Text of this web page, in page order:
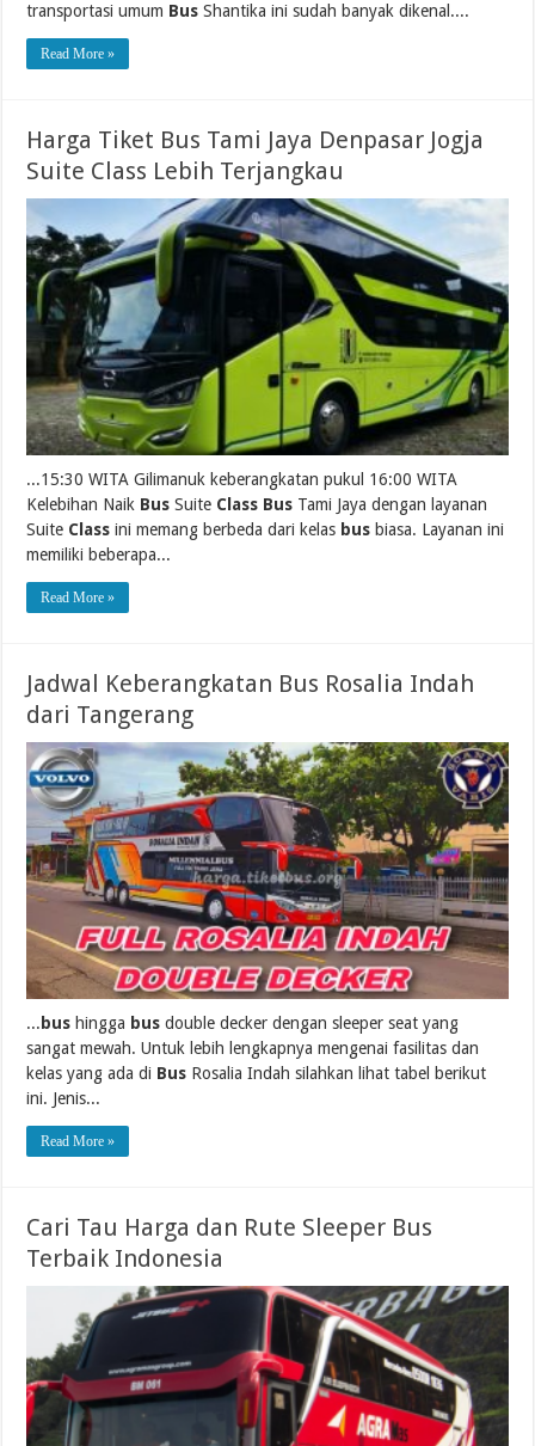
transportasi umum Bus Shantika ini sudah banyak dikenal....
Read More »
Harga Tiket Bus Tami Jaya Denpasar Jogja
Suite Class Lebih Terjangkau
...15:30 WITA Gilimanuk keberangkatan pukul 16:00 WITA
Kelebihan Naik Bus Suite Class Bus Tami Jaya dengan layanan
Suite Class ini memang berbeda dari kelas bus biasa. Layanan ini
memiliki beberapa...
Read More »
Jadwal Keberangkatan Bus Rosalia Indah
dari Tangerang
... bus hingga bus double decker dengan sleeper seat yang
sangat mewah. Untuk lebih lengkapnya mengenai fasilitas dan
kelas yang ada di Bus Rosalia Indah silahkan lihat tabel berikut
ini. Jenis...
Read More »
Cari Tau Harga dan Rute Sleeper Bus
Terbaik Indonesia